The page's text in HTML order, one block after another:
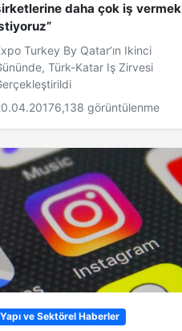
daha çok iş vermek
Turkey By Qatar’ın Ikinci
Türk-Katar Iş Zirvesi
6,138 görüntülenme
Yapı ve Sektörel Haberler